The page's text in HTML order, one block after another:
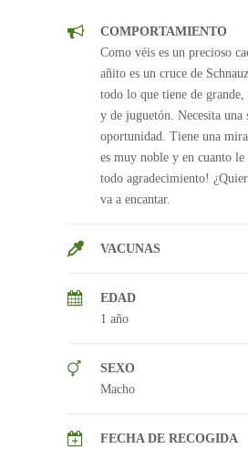
COMPORTAMIENTO
Como véis es un precioso
añito es un cruce de
todo lo que tiene de
y de juguetón. Necesita una
oportunidad. Tiene una
es muy noble y en cuanto le
todo agradecimiento!
va a encantar.
VACUNAS
EDAD
1 año
SEXO
Macho
FECHA DE RECOGIDA